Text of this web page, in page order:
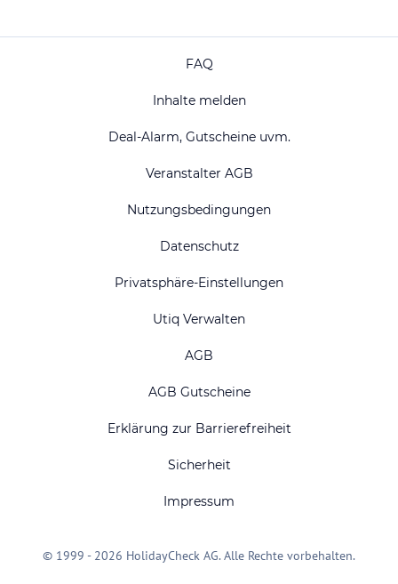
FAQ
Inhalte melden
Deal-Alarm, Gutscheine uvm.
Veranstalter AGB
Nutzungsbedingungen
Datenschutz
Privatsphäre-Einstellungen
Utiq Verwalten
AGB
AGB Gutscheine
Erklärung zur Barrierefreiheit
Sicherheit
Impressum
© 1999 - 2026 HolidayCheck AG. Alle Rechte vorbehalten.